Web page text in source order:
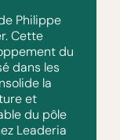
Philippe
Cette
du
dans les
la
et
du pôle
Leaderia